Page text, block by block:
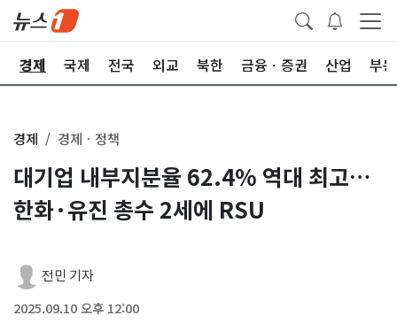
경제 국제 전국 외교 북한 금융ㆍ증권 산업 부
경제 경제ㆍ정책
대기업 내부지분율 62.4% 역대 최고…
한화·유진 총수 2세에 RSU
전민 기자
2025.09.10 오후 12:00